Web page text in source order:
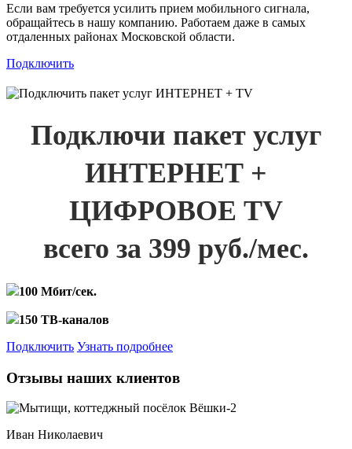
Если вам требуется усилить прием мобильного сигнала,
обращайтесь в нашу компанию. Работаем даже в самых
отдаленных районах Московской области.
Подключить
Подключи пакет услуг
ИНТЕРНЕТ +
ЦИФРОВОЕ TV
всего за 399 руб./мес.
100 Мбит/сек.
150 ТВ-каналов
Подключить Узнать подробнее
Отзывы наших клиентов
Иван Николаевич